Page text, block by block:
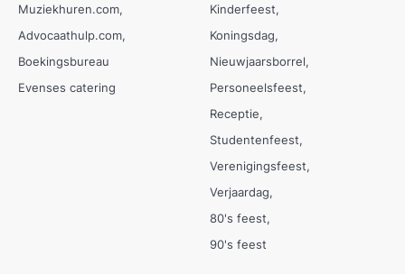
Muziekhuren.com
Advocaathulp.com
Boekingsbureau
Evenses catering
Kinderfeest
Koningsdag
Nieuwjaarsborrel
Personeelsfeest
Receptie
Studentenfeest
Verenigingsfeest
Verjaardag
80's feest
90's feest